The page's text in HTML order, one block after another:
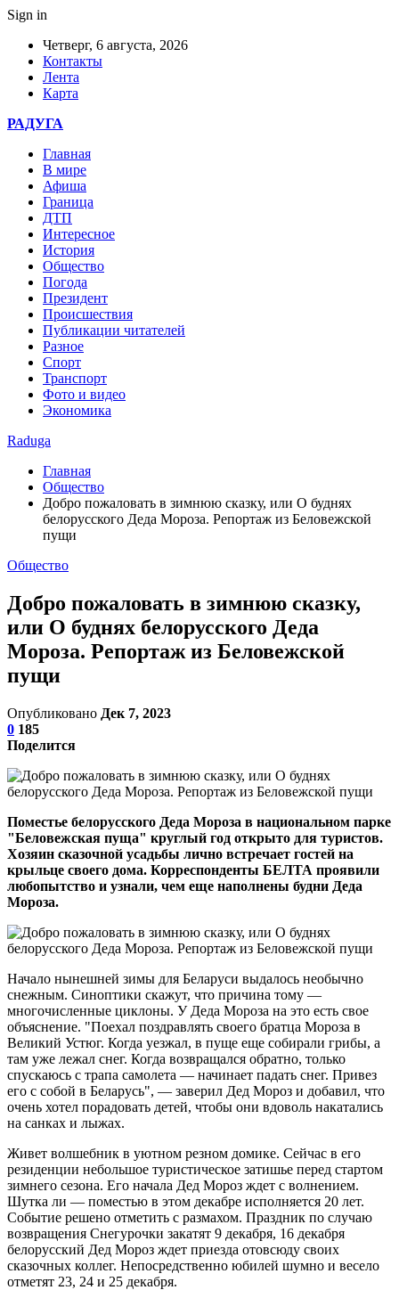
Sign in
Четверг, 6 августа, 2026
Контакты
Лента
Карта
РАДУГА
Главная
В мире
Афиша
Граница
ДТП
Интересное
История
Общество
Погода
Президент
Происшествия
Публикации читателей
Разное
Спорт
Транспорт
Фото и видео
Экономика
Raduga
Главная
Общество
Добро пожаловать в зимнюю сказку, или О буднях
белорусского Деда Мороза. Репортаж из Беловежской
пущи
Общество
Добро пожаловать в зимнюю сказку,
или О буднях белорусского Деда
Мороза. Репортаж из Беловежской
пущи
Опубликовано Дек 7, 2023
0 185
Поделится
Поместье белорусского Деда Мороза в национальном парке
"Беловежская пуща" круглый год открыто для туристов.
Хозяин сказочной усадьбы лично встречает гостей на
крыльце своего дома. Корреспонденты БЕЛТА проявили
любопытство и узнали, чем еще наполнены будни Деда
Мороза.
Начало нынешней зимы для Беларуси выдалось необычно
снежным. Синоптики скажут, что причина тому —
многочисленные циклоны. У Деда Мороза на это есть свое
объяснение. "Поехал поздравлять своего братца Мороза в
Великий Устюг. Когда уезжал, в пуще еще собирали грибы, а
там уже лежал снег. Когда возвращался обратно, только
спускаюсь с трапа самолета — начинает падать снег. Привез
его с собой в Беларусь", — заверил Дед Мороз и добавил, что
очень хотел порадовать детей, чтобы они вдоволь накатались
на санках и лыжах.
Живет волшебник в уютном резном домике. Сейчас в его
резиденции небольшое туристическое затишье перед стартом
зимнего сезона. Его начала Дед Мороз ждет с волнением.
Шутка ли — поместью в этом декабре исполняется 20 лет.
Событие решено отметить с размахом. Праздник по случаю
возвращения Снегурочки закатят 9 декабря, 16 декабря
белорусский Дед Мороз ждет приезда отовсюду своих
сказочных коллег. Непосредственно юбилей шумно и весело
отметят 23, 24 и 25 декабря.